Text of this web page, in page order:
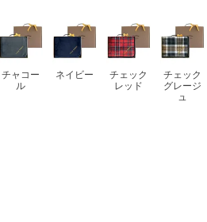
チャコー
ル
ネイビー
チェック
レッド
チェック
グレージ
ュ